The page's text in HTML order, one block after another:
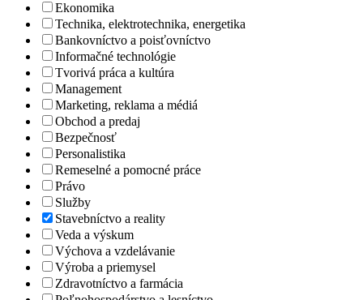
Ekonomika
Technika, elektrotechnika, energetika
Bankovníctvo a poisťovníctvo
Informačné technológie
Tvorivá práca a kultúra
Management
Marketing, reklama a médiá
Obchod a predaj
Bezpečnosť
Personalistika
Remeselné a pomocné práce
Právo
Služby
Stavebníctvo a reality
Veda a výskum
Výchova a vzdelávanie
Výroba a priemysel
Zdravotníctvo a farmácia